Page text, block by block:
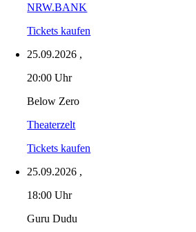
NRW.BANK
Tickets kaufen
25.09.2026 ,
20:00 Uhr
Below Zero
Theaterzelt
Tickets kaufen
25.09.2026 ,
18:00 Uhr
Guru Dudu